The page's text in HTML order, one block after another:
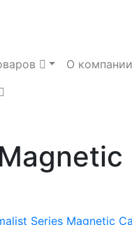
О компании
Series Magnetic